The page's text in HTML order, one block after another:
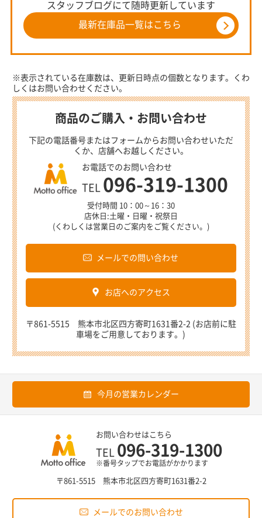
スタッフブログにて随時更新しています
最新在庫品一覧はこちら
※表示されている在庫数は、更新日時点の個数となります。くわ
しくはお問い合わせください。
商品のご購入・お問い合わせ
下記の電話番号またはフォームからお問い合わせいただ
くか、店舗へお越しください。
お電話でのお問い合わせ
TEL 096-319-1300
受付時間 10：00～16：30
店休日:土曜・日曜・祝祭日
(くわしくは営業日のご案内をご覧ください。)
メールでの問い合わせ
お店へのアクセス
〒861-5515 熊本市北区四方寄町1631番2-2 (お店前に駐
車場をご用意しております。)
今月の営業カレンダー
お問い合わせはこちら
TEL 096-319-1300
※番号タップでお電話がかかります
〒861-5515 熊本市北区四方寄町1631番2-2
メールでのお問い合わせ